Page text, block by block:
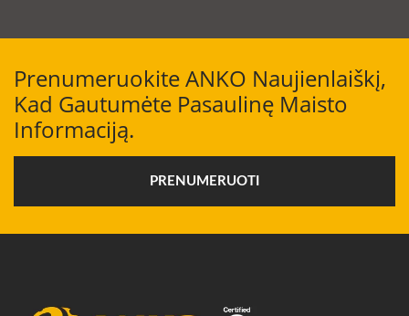
Prenumeruokite ANKO Naujienlaiškį,
Kad Gautumėte Pasaulinę Maisto
Informaciją.
PRENUMERUOTI